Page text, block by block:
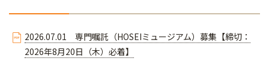
2026.07.01 専門嘱託（HOSEIミュージアム）募集【締切：
2026年8月20日（木）必着】